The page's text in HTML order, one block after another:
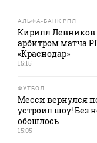
АЛЬФА-БАНК РПЛ
Кирилл
арбитром матча
«Краснодар»
15:15
ФУТБОЛ
Месси вернулся
устроил шоу! Без
обошлось
15:05